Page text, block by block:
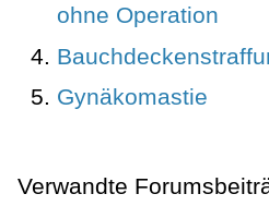
ohne Operation
Gynäkomastie
Verwandte